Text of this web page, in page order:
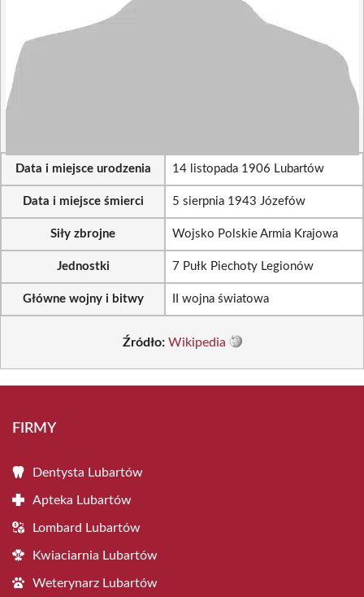
Data i miejsce urodzenia 14 listopada 1906 Lubartów
Data i miejsce śmierci 5 sierpnia 1943 Józefów
Siły zbrojne Wojsko Polskie Armia Krajowa
Jednostki 7 Pułk Piechoty Legionów
Główne wojny i bitwy II wojna światowa
Źródło: Wikipedia
FIRMY
Dentysta Lubartów
Apteka Lubartów
Lombard Lubartów
Kwiaciarnia Lubartów
Weterynarz Lubartów